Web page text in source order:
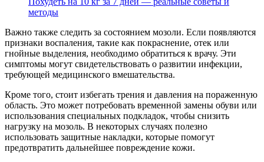
методы
Важно также следить за состоянием мозоли. Если появляются
признаки воспаления, такие как покраснение, отек или
гнойные выделения, необходимо обратиться к врачу. Эти
симптомы могут свидетельствовать о развитии инфекции,
требующей медицинского вмешательства.
Кроме того, стоит избегать трения и давления на пораженную
область. Это может потребовать временной замены обуви или
использования специальных подкладок, чтобы снизить
нагрузку на мозоль. В некоторых случаях полезно
использовать защитные накладки, которые помогут
предотвратить дальнейшее повреждение кожи.